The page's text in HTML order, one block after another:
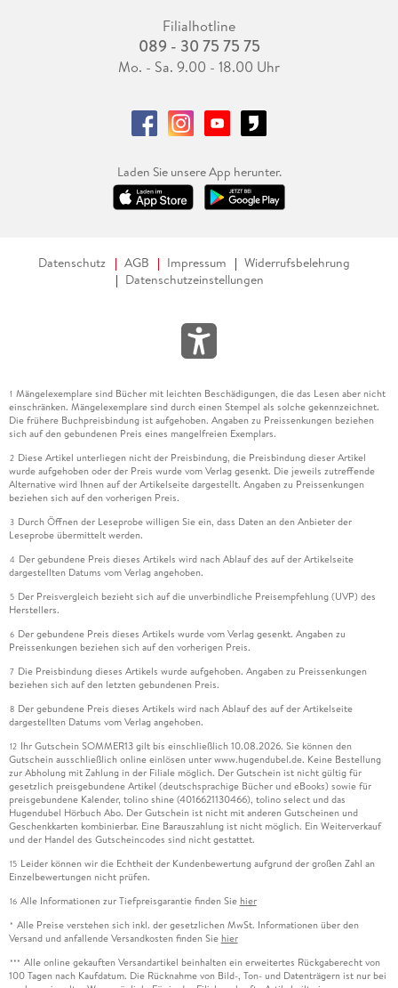
Filialhotline
089 - 30 75 75 75
Mo. - Sa. 9.00 - 18.00 Uhr
Laden Sie unsere App herunter.
Datenschutz AGB Impressum
Widerrufsbelehrung
Datenschutzeinstellungen
1 Mängelexemplare sind Bücher mit leichten Beschädigungen, die das Lesen aber nicht
einschränken. Mängelexemplare sind durch einen Stempel als solche gekennzeichnet.
Die frühere Buchpreisbindung ist aufgehoben. Angaben zu Preissenkungen beziehen
sich auf den gebundenen Preis eines mangelfreien Exemplars.
2 Diese Artikel unterliegen nicht der Preisbindung, die Preisbindung dieser Artikel
wurde aufgehoben oder der Preis wurde vom Verlag gesenkt. Die jeweils zutreffende
Alternative wird Ihnen auf der Artikelseite dargestellt. Angaben zu Preissenkungen
beziehen sich auf den vorherigen Preis.
3 Durch Öffnen der Leseprobe willigen Sie ein, dass Daten an den Anbieter der
Leseprobe übermittelt werden.
4 Der gebundene Preis dieses Artikels wird nach Ablauf des auf der Artikelseite
dargestellten Datums vom Verlag angehoben.
5 Der Preisvergleich bezieht sich auf die unverbindliche Preisempfehlung (UVP) des
Herstellers.
6 Der gebundene Preis dieses Artikels wurde vom Verlag gesenkt. Angaben zu
Preissenkungen beziehen sich auf den vorherigen Preis.
7 Die Preisbindung dieses Artikels wurde aufgehoben. Angaben zu Preissenkungen
beziehen sich auf den letzten gebundenen Preis.
8 Der gebundene Preis dieses Artikels wird nach Ablauf des auf der Artikelseite
dargestellten Datums vom Verlag angehoben.
12 Ihr Gutschein SOMMER13 gilt bis einschließlich 10.08.2026. Sie können den
Gutschein ausschließlich online einlösen unter www.hugendubel.de. Keine Bestellung
zur Abholung mit Zahlung in der Filiale möglich. Der Gutschein ist nicht gültig für
gesetzlich preisgebundene Artikel (deutschsprachige Bücher und eBooks) sowie für
preisgebundene Kalender, tolino shine (4016621130466), tolino select und das
Hugendubel Hörbuch Abo. Der Gutschein ist nicht mit anderen Gutscheinen und
Geschenkkarten kombinierbar. Eine Barauszahlung ist nicht möglich. Ein Weiterverkauf
und der Handel des Gutscheincodes sind nicht gestattet.
15 Leider können wir die Echtheit der Kundenbewertung aufgrund der großen Zahl an
Einzelbewertungen nicht prüfen.
16 Alle Informationen zur Tiefpreisgarantie finden Sie hier
* Alle Preise verstehen sich inkl. der gesetzlichen MwSt. Informationen über den
Versand und anfallende Versandkosten finden Sie hier
*** Alle online gekauften Versandartikel beinhalten ein erweitertes Rückgaberecht von
100 Tagen nach Kaufdatum. Die Rücknahme von Bild-, Ton- und Datenträgern ist nur bei